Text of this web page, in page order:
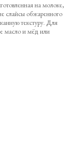
на молоке,
слайсы обжаренного
текстуру. Для
масло и мёд или